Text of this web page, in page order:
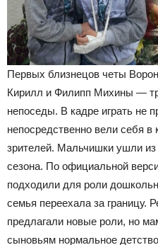
Первых близнецов четы
Кирилл и Филипп Михины —
непоседы. В кадре играть не
непосредственно вели себя
зрителей. Мальчишки ушли из
сезона. По официальной
подходили для роли
семья переехала за границу.
предлагали новые роли, но
сыновьям нормальное